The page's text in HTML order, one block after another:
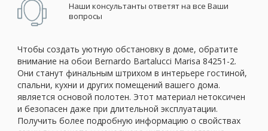
Наши консультанты ответят на все Ваши
вопросы
Чтобы создать уютную обстановку в доме, обратите
внимание на обои Bernardo Bartalucci Marisa 84251-2.
Они станут финальным штрихом в интерьере гостиной,
спальни, кухни и других помещений вашего дома.
является основой полотен. Этот материал нетоксичен
и безопасен даже при длительной эксплуатации.
Получить более подробную информацию о свойствах